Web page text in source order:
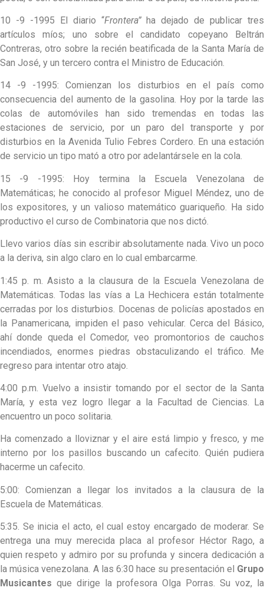
10 -9 -1995 El diario “Frontera”ha dejado de publicar tres
artículos míos; uno sobre el candidato copeyano Beltrán
Contreras, otro sobre la recién beatificada de la Santa María de
San José, y un tercero contra el Ministro de Educación.
14 -9 -1995: Comienzan los disturbios en el país como
consecuencia del aumento de la gasolina. Hoy por la tarde las
colas de automóviles han sido tremendas en todas las
estaciones de servicio, por un paro del transporte y por
disturbios en la Avenida Tulio Febres Cordero. En una estación
de servicio un tipo mató a otro por adelantársele en la cola.
15 -9 -1995: Hoy termina la Escuela Venezolana de
Matemáticas; he conocido al profesor Miguel Méndez, uno de
los expositores, y un valioso matemático guariqueño. Ha sido
productivo el curso de Combinatoria que nos dictó.
Llevo varios días sin escribir absolutamente nada. Vivo un poco
a la deriva, sin algo claro en lo cual embarcarme.
1:45 p. m. Asisto a la clausura de la Escuela Venezolana de
Matemáticas. Todas las vías a La Hechicera están totalmente
cerradas por los disturbios. Docenas de policías apostados en
la Panamericana, impiden el paso vehicular. Cerca del Básico,
ahí donde queda el Comedor, veo promontorios de cauchos
incendiados, enormes piedras obstaculizando el tráfico. Me
regreso para intentar otro atajo.
4:00 p.m. Vuelvo a insistir tomando por el sector de la Santa
María, y esta vez logro llegar a la Facultad de Ciencias. La
encuentro un poco solitaria.
Ha comenzado a lloviznar y el aire está limpio y fresco, y me
interno por los pasillos buscando un cafecito. Quién pudiera
hacerme un cafecito.
5:00: Comienzan a llegar los invitados a la clausura de la
Escuela de Matemáticas.
5:35. Se inicia el acto, el cual estoy encargado de moderar. Se
entrega una muy merecida placa al profesor Héctor Rago, a
quien respeto y admiro por su profunda y sincera dedicación a
la música venezolana. A las 6:30 hace su presentación el Grupo
Musicantes que dirige la profesora Olga Porras. Su voz, la